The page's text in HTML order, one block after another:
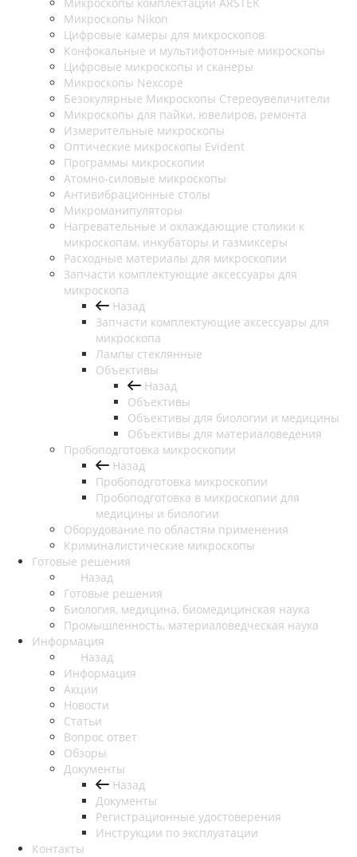
Микроскопы Nikon
Цифровые камеры для микроскопов
Конфокальные и мультифотонные микроскопы
Цифровые микроскопы и сканеры
Микроскопы Nexcope
Безокулярные Микроскопы Стереоувеличители
Микроскопы для пайки, ювелиров, ремонта
Измерительные микроскопы
Оптические микроскопы Evident
Программы микроскопии
Атомно-силовые микроскопы
Антивибрационные столы
Микроманипуляторы
Нагревательные и охлаждающие столики к
микроскопам, инкубаторы и газмиксеры
Расходные материалы для микроскопии
Запчасти комплектующие аксессуары для
микроскопа
Назад
Запчасти комплектующие аксессуары для
микроскопа
Лампы стеклянные
Объективы
Назад
Объективы
Объективы для биологии и медицины
Объективы для материаловедения
Пробоподготовка микроскопии
Назад
Пробоподготовка микроскопии
Пробоподготовка в микроскопии для
медицины и биологии
Оборудование по областям применения
Криминалистические микроскопы
Готовые решения
Назад
Готовые решения
Биология, медицина, биомедицинская наука
Промышленность, материаловедческая наука
Информация
Назад
Информация
Акции
Новости
Статьи
Вопрос ответ
Обзоры
Документы
Назад
Документы
Регистрационные удостоверения
Инструкции по эксплуатации
Контакты